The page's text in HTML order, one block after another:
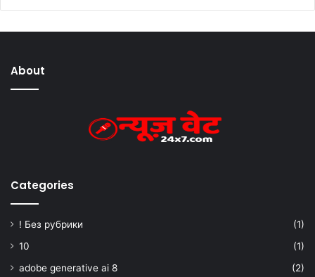
About
Categories
! Без рубрики
(1)
10
(1)
adobe generative ai 8
(2)